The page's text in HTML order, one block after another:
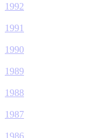
1992
1991
1990
1989
1988
1987
1986